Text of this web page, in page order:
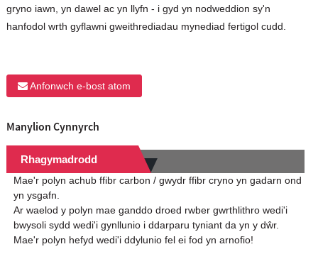
gryno iawn, yn dawel ac yn llyfn - i gyd yn nodweddion sy'n
hanfodol wrth gyflawni gweithrediadau mynediad fertigol cudd.
Anfonwch e-bost atom
Manylion Cynnyrch
Rhagymadrodd
Mae'r polyn achub ffibr carbon / gwydr ffibr cryno yn gadarn ond
yn ysgafn.
Ar waelod y polyn mae ganddo droed rwber gwrthlithro wedi'i
bwysoli sydd wedi'i gynllunio i ddarparu tyniant da yn y dŵr.
Mae'r polyn hefyd wedi'i ddylunio fel ei fod yn arnofio!